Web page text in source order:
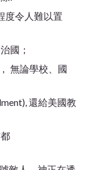
度令人難以置
國；
無論學校、國
還給美國教